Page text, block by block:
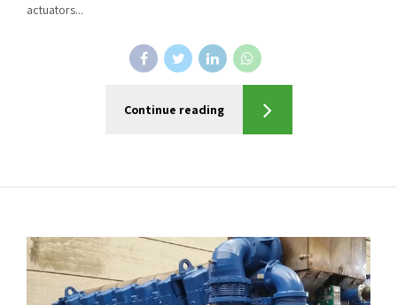
actuators...
Continue reading